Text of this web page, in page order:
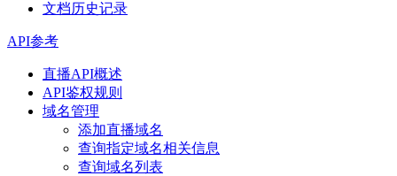
文档历史记录
API参考
直播API概述
API鉴权规则
域名管理
添加直播域名
查询指定域名相关信息
查询域名列表